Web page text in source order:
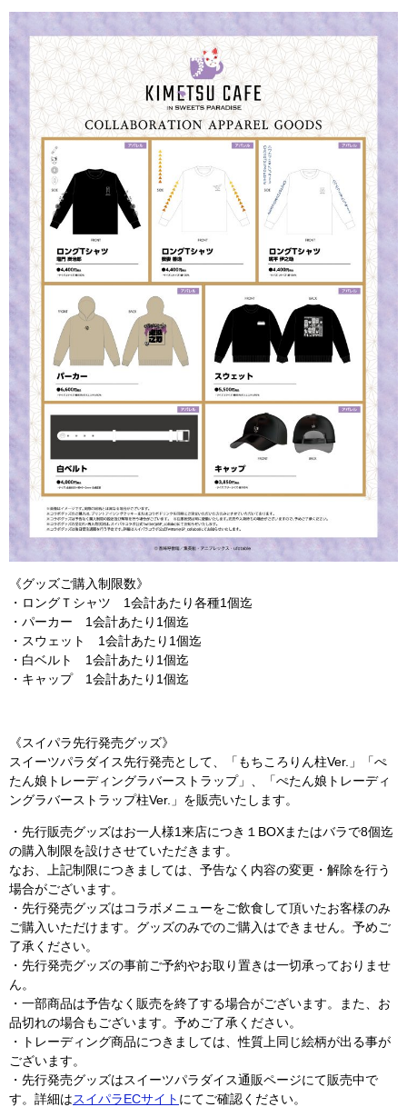
《グッズご購入制限数》
・ロングＴシャツ 1会計あたり各種1個迄
・パーカー 1会計あたり1個迄
・スウェット 1会計あたり1個迄
・白ベルト 1会計あたり1個迄
・キャップ 1会計あたり1個迄
《スイパラ先行発売グッズ》
スイーツパラダイス先行発売として、「もちころりん柱Ver.」「ぺ
たん娘トレーディングラバーストラップ」、「ぺたん娘トレーディ
ングラバーストラップ柱Ver.」を販売いたします。
・先行販売グッズはお一人様1来店につき１BOXまたはバラで8個迄
の購入制限を設けさせていただきます。
なお、上記制限につきましては、予告なく内容の変更・解除を行う
場合がございます。
・先行発売グッズはコラボメニューをご飲食して頂いたお客様のみ
ご購入いただけます。グッズのみでのご購入はできません。予めご
了承ください。
・先行発売グッズの事前ご予約やお取り置きは一切承っておりませ
ん。
・一部商品は予告なく販売を終了する場合がございます。また、お
品切れの場合もございます。予めご了承ください。
・トレーディング商品につきましては、性質上同じ絵柄が出る事が
ございます。
・先行発売グッズはスイーツパラダイス通販ページにて販売中で
す。詳細はスイパラECサイト にてご確認ください。